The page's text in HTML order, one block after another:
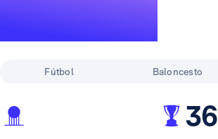
Fútbol Baloncesto
36